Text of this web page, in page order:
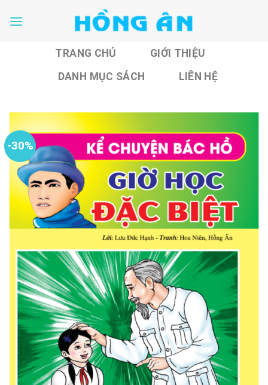
TRANG CHỦ
GIỚI THIỆU
DANH MỤC SÁCH
LIÊN HỆ
-30%